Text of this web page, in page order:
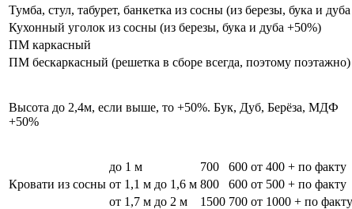
Тумба, стул, табурет, банкетка из сосны (из березы, бука и
Кухонный уголок из сосны (из березы, бука и дуба +50%)
ПМ каркасный
ПМ бескаркасный (решетка в сборе всегда, поэтому поэтажно)
Высота до 2,4м, если выше, то +50%. Бук, Дуб, Берёза, МДФ
+50%
Кровати из сосны
до 1 м 700 600 от 400 + по факту
от 1,1 м до 1,6 м 800 600 от 500 + по факту
от 1,7 м до 2 м
1500 700 от 1000 + по факту